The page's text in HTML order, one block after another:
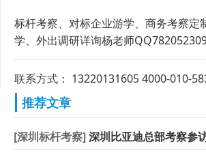
标杆考察、对标企业游学、商务考察定
学、外出调研详询杨老师
联系方式： 13220131605 4000-010-
推荐文章
[深圳标杆考察]深圳比亚迪总部考察参